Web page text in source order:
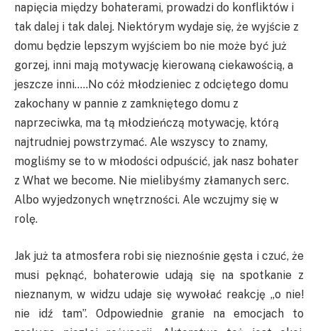
napięcia między bohaterami, prowadzi do konfliktów i
tak dalej i tak dalej. Niektórym wydaje się, że wyjście z
domu będzie lepszym wyjściem bo nie może być już
gorzej, inni mają motywację kierowaną ciekawością, a
jeszcze inni…..No cóż młodzieniec z odciętego domu
zakochany w pannie z zamkniętego domu z
naprzeciwka, ma tą młodzieńczą motywację, którą
najtrudniej powstrzymać. Ale wszyscy to znamy,
mogliśmy se to w młodości odpuścić, jak nasz bohater
z What we become. Nie mielibyśmy złamanych serc.
Albo wyjedzonych wnętrzności. Ale wczujmy się w
rolę.
Jak już ta atmosfera robi się nieznośnie gęsta i czuć, że
musi pęknąć, bohaterowie udają się na spotkanie z
nieznanym, w widzu udaje się wywołać reakcję „o nie!
nie idź tam”. Odpowiednie granie na emocjach to